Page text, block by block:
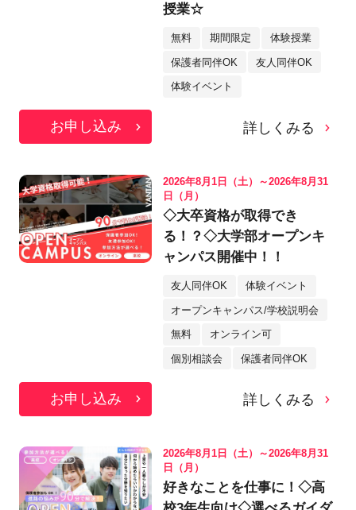
授業☆
無料 期間限定 体験授業
保護者同伴OK 友人同伴OK
体験イベント
お申し込み 詳しくみる
2026年8月1日（土）～2026年8月31
日（月）
◇大卒資格が取得でき
る！？◇大学部オープンキ
ャンパス開催中！！
友人同伴OK 体験イベント
オープンキャンパス/学校説明会
無料 オンライン可
個別相談会 保護者同伴OK
お申し込み 詳しくみる
2026年8月1日（土）～2026年8月31
日（月）
好きなことを仕事に！◇高